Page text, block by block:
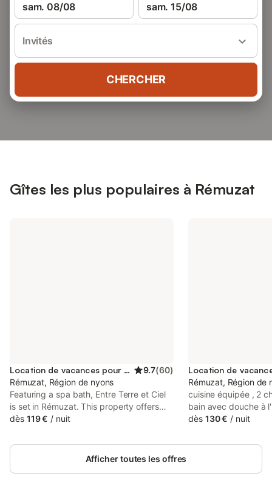
sam. 08/08 sam. 15/08
Invités
CHERCHER
Gîtes les plus populaires à Rémuzat
Location de vacances pour 2 personnes 9.7(60)
Rémuzat, Région de nyons
Featuring a spa bath, Entre Terre et Ciel
is set in Rémuzat. This property offers
access to a terrace, free private parking
dès 119 € / nuit
Rémuzat, Région de
cuisine équipée , 2
bain avec douche à
, grande terrasse ,
célébre marché a 25
dès 130 € / nuit
Afficher toutes les offres